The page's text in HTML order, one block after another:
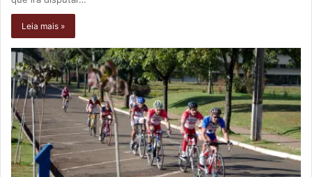
Leia mais »